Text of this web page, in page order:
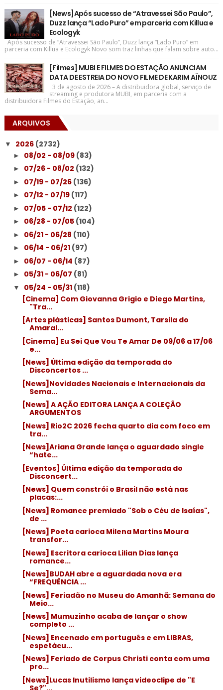
[News]Após sucesso de “Atravessei São Paulo”,
Duzz lança “Lado Puro” em parceria com Killua e
Ecologyk
Após sucesso de “Atravessei São Paulo”, Duzz lança “Lado Puro” em
parceria com Killua e Ecologyk Novo som traz linhas que falam sobre auto...
[Filmes] MUBI E FILMES DO ESTAÇÃO ANUNCIAM
DATA DE ESTREIA DO NOVO FILME DE KARIM AÏNOUZ
3 de agosto de 2026 – A distribuidora global, serviço de
streaming e produtora MUBI, em parceria com a
distribuidora Filmes do Estação, an...
ARQUIVOS
▼ 2026 (2732)
► 08/02 - 08/09 (83)
► 07/26 - 08/02 (132)
► 07/19 - 07/26 (136)
► 07/12 - 07/19 (117)
► 07/05 - 07/12 (122)
► 06/28 - 07/05 (104)
► 06/21 - 06/28 (110)
► 06/14 - 06/21 (97)
► 06/07 - 06/14 (87)
► 05/31 - 06/07 (81)
▼ 05/24 - 05/31 (118)
[Cinema] Com Giovanna Grigio e Diego Martins,
"Tra...
[Artes plásticas] Santos Dumont, Tarsila do
Amaral...
[Cinema] Eu Sei Que Vou Te Amar De 09/06 a 17/06
e...
[News] Última edição da temporada do
Disconcertos ...
[News]Novidades Nacionais e Internacionais da
Sema...
[News] A AÇÃO EDITORA LANÇA A COLEÇÃO
ARGUMENTOS
[News] Rio2C 2026 fecha quarto dia com foco em
tra...
[News]Ariana Grande lança o aguardado single
“hate...
[Eventos] Última edição da temporada do
Disconcert...
[News] Quem constrói o Brasil não está nas
placas:...
[News] Romance premiado "Sob o Céu de Isaías",
de ...
[News] Poeta carioca Milena Martins Moura
transfor...
[News] Escritora carioca Lilian Dias lança
romance...
[News]BUDAH abre a aguardada nova era
“FREQUÊNCIA ...
[News] Feriadão no Museu do Amanhã: Semana do
Meio...
[News] Mumuzinho acaba de lançar o show
completo ...
[News] Encenado em português e em LIBRAS,
espetácu...
[News] Feriado de Corpus Christi conta com uma
pro...
[News]Lucas Inutilismo lança videoclipe de "E
Se?"...